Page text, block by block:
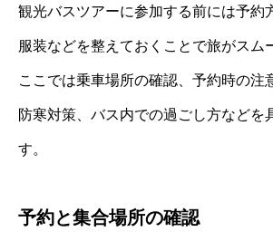
観光バスツアーに参加する前には予約
服装などを整えておくことで旅がスム
ここでは乗車場所の確認、予約時の注
防寒対策、バス内での過ごし方などを
す。
予約と集合場所の確認